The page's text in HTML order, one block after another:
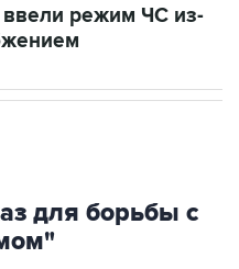
ввели режим ЧС из-
для борьбы с